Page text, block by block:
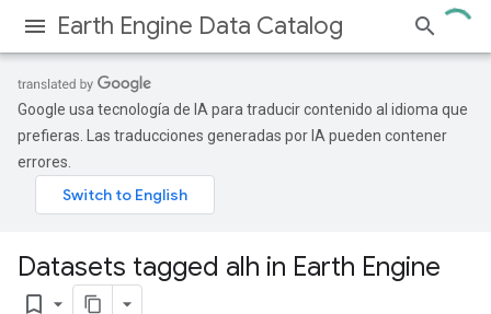
Earth Engine Data Catalog
Google usa tecnología de IA para traducir contenido al idioma que
prefieras. Las traducciones generadas por IA pueden contener
errores.
Datasets tagged alh in Earth Engine
bookmark_border